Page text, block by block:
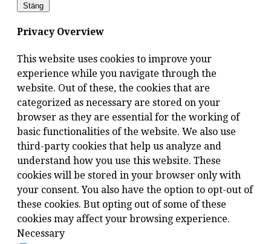
Stäng
Privacy Overview
This website uses cookies to improve your
experience while you navigate through the
website. Out of these, the cookies that are
categorized as necessary are stored on your
browser as they are essential for the working of
basic functionalities of the website. We also use
third-party cookies that help us analyze and
understand how you use this website. These
cookies will be stored in your browser only with
your consent. You also have the option to opt-out of
these cookies. But opting out of some of these
cookies may affect your browsing experience.
Necessary